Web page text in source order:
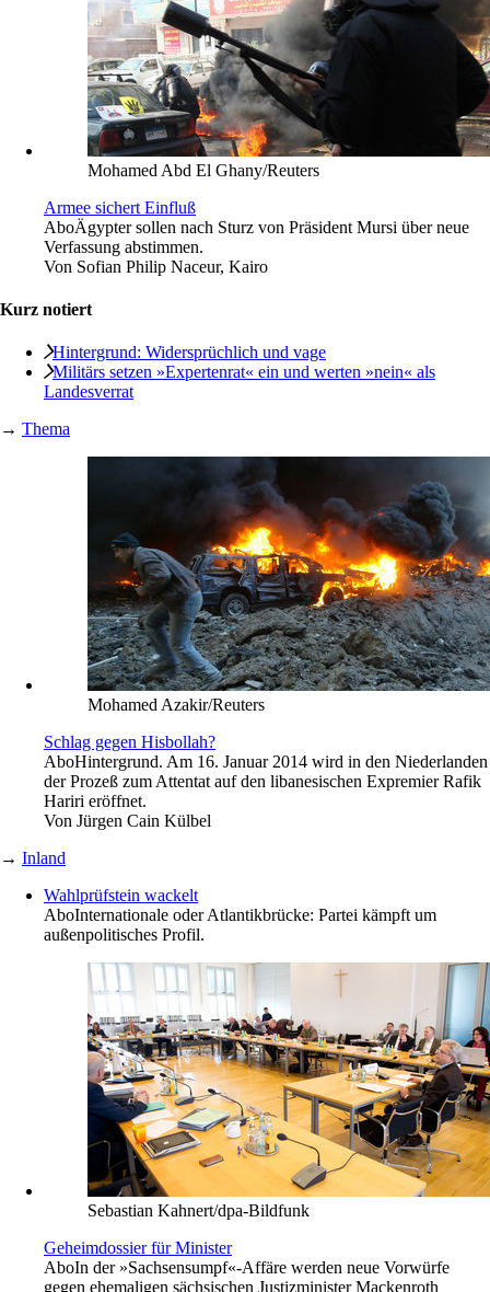
Mohamed Abd El Ghany/Reuters
Armee sichert Einfluß
AboÄgypter sollen nach Sturz von Präsident Mursi über neue
Verfassung abstimmen.
Von Sofian Philip Naceur, Kairo
Kurz notiert
Hintergrund: Widersprüchlich und vage
Militärs setzen »Expertenrat« ein und werten »nein« als
Landesverrat
→ Thema
Mohamed Azakir/Reuters
Schlag gegen Hisbollah?
AboHintergrund. Am 16. Januar 2014 wird in den Niederlanden
der Prozeß zum Attentat auf den libanesischen Expremier Rafik
Hariri eröffnet.
Von Jürgen Cain Külbel
→ Inland
Wahlprüfstein wackelt
AboInternationale oder Atlantikbrücke: Partei kämpft um
außenpolitisches Profil.
Sebastian Kahnert/dpa-Bildfunk
Geheimdossier für Minister
AboIn der »Sachsensumpf«-Affäre werden neue Vorwürfe
gegen ehemaligen sächsischen Justizminister Mackenroth